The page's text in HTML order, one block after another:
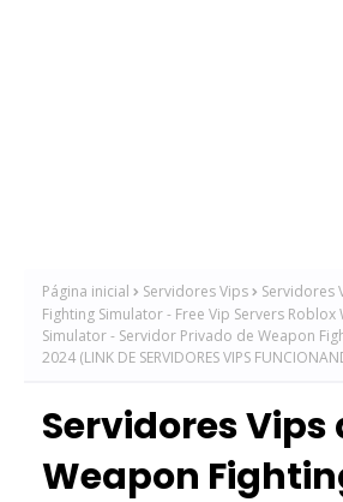
Página inicial Servidores Vips
Servidores
Fighting Simulator - Free Vip Servers Roblox
Simulator - Servidor Privado de Weapon
2024 (LINK DE SERVIDORES VIPS
Servidores Vips
Weapon